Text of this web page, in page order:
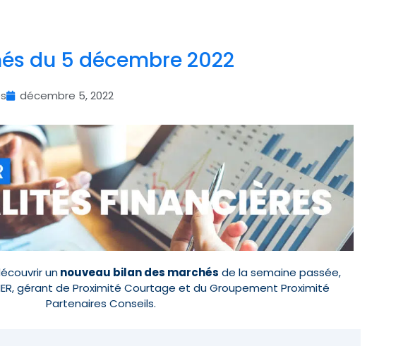
du 5 décembre 2022
décembre 5, 2022
unnouveau bilan des marchés de la semaine passée,
gérant de Proximité Courtage et du Groupement Proximité
Partenaires Conseils.